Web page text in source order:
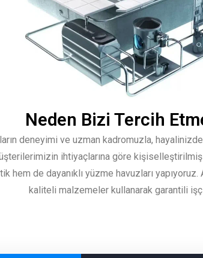
Neden Bizi Tercih
deneyimi ve uzman kadromuzla,
ihtiyaçlarına göre
hem de dayanıklı yüzme havuzları
kaliteli malzemeler kullanarak garantili